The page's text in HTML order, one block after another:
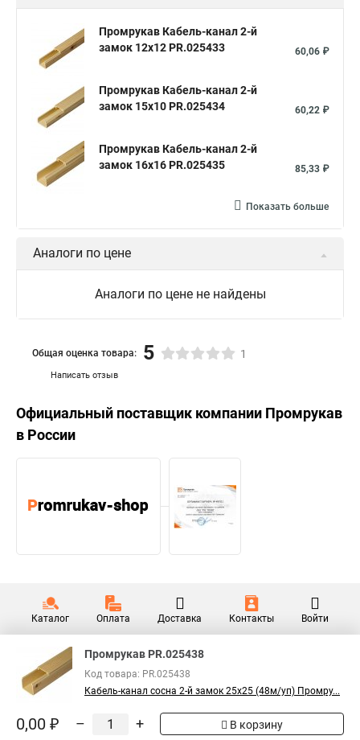
Промрукав Кабель-канал 2-й
замок 12х12 PR.025433
60,06 ₽
Промрукав Кабель-канал 2-й
замок 15х10 PR.025434
60,22 ₽
Промрукав Кабель-канал 2-й
замок 16х16 PR.025435
85,33 ₽
Показать больше
Аналоги по цене
Аналоги по цене не найдены
Написать отзыв
Общая оценка товара: 5 1
Официальный поставщик компании Промрукав
в России
Каталог Оплата Доставка Контакты Войти
Промрукав PR.025438
Код товара: PR.025438
Кабель-канал сосна 2-й замок 25х25 (48м/уп) Промру...
0,00 ₽ – + В корзину